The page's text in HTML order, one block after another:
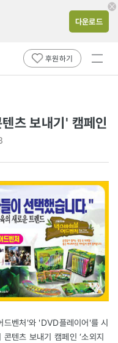
다운로드
후원하기
전체
츠 보내기' 캠페인
벤처'와 'DVD플레이어'를 시
텐츠 보내기 캠페인 ‘소외지